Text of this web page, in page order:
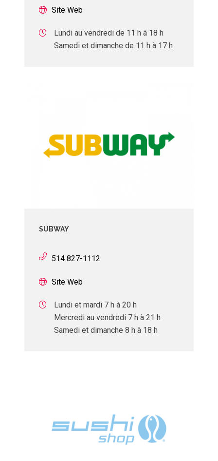
Site Web
Lundi au vendredi de 11 h à 18 h
Samedi et dimanche de 11 h à 17 h
SUBWAY
514 827-1112
Site Web
Lundi et mardi 7 h à 20 h
Mercredi au vendredi 7 h à 21 h
Samedi et dimanche 8 h à 18 h